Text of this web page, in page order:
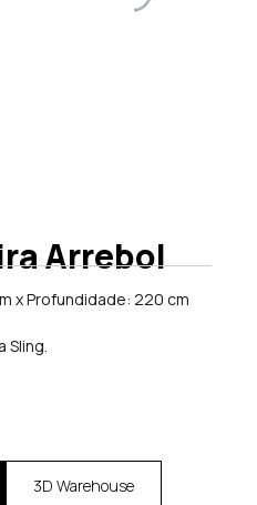
Arrebol
x Profundidade: 220 cm
Sling.
3D Warehouse